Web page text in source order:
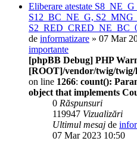
Eliberare atestate
S12_BC_NE_G,
de informatizare » 07 Mar
importante
[phpBB Debug] PHP
[ROOT]/vendor/twig/
on line 1266: count():
object that implements
0 Răspunsuri
119947 Vizualizări
Ultimul mesaj de
07 Mar 2023 10:50